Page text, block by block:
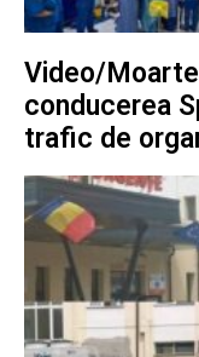
Video/
conducerea
trafic de